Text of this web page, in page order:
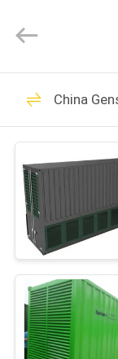
HUIS
ONGEVEER
ONS
POWER
CO.,LTD.
Reserved.
stille
China